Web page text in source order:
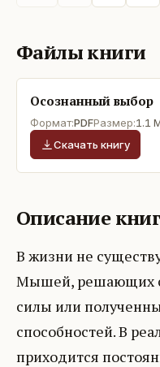
Файлы книги
Осознанный выбор
Формат:PDFРазмер:1.1
Скачать книгу
Описание
В жизни не
Мышей, решающих
силы или
способностей. В
приходится